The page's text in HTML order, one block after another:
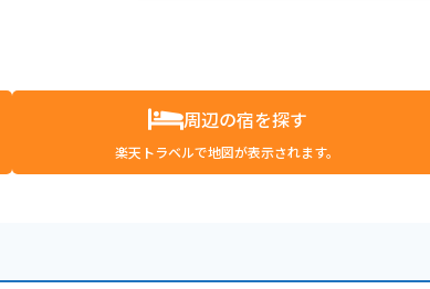
周辺の宿を探す
楽天トラベルで地図が表示されます。